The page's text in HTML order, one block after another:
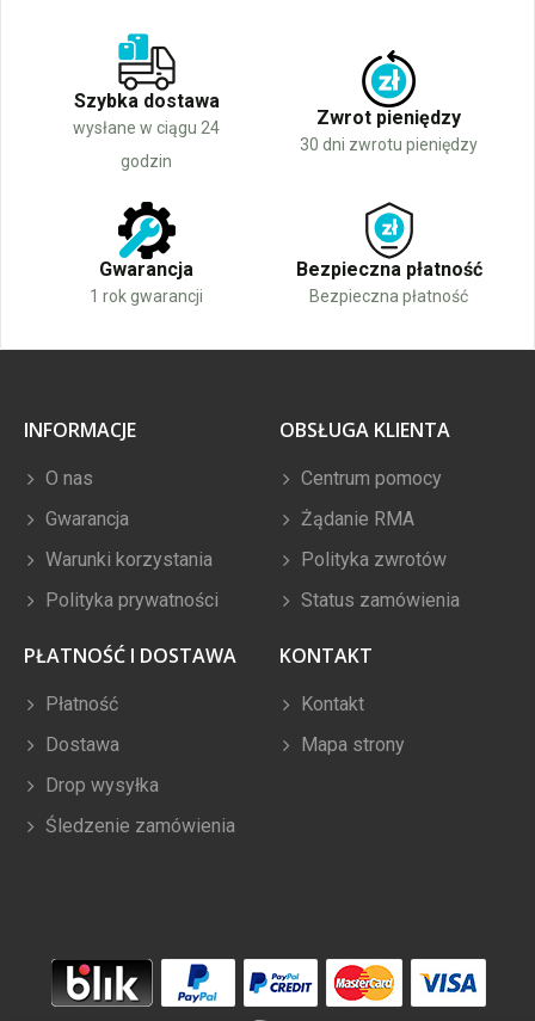
Szybka dostawa
wysłane w ciągu 24
godzin
Zwrot pieniędzy
30 dni zwrotu pieniędzy
Gwarancja
1 rok gwarancji
Bezpieczna płatność
Bezpieczna płatność
INFORMACJE
O nas
Gwarancja
Warunki korzystania
Polityka prywatności
OBSŁUGA KLIENTA
Centrum pomocy
Żądanie RMA
Polityka zwrotów
Status zamówienia
PŁATNOŚĆ I DOSTAWA
Płatność
Dostawa
Drop wysyłka
Śledzenie zamówienia
KONTAKT
Kontakt
Mapa strony